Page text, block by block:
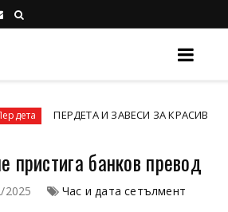
И ЗАВЕСИ ЗА КРАСИВ И ЗАВЪРШЕН
пристига банков превод
2025 Час и дата сетълмент